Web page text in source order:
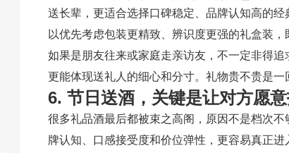
送长辈，更适合选择口碑稳定、品牌认知高的
以优先考虑包装更精致、辨识度更强的礼盒装，
如果是朋友往来或家庭走亲访友，不一定非得
更能体现送礼人的细心和分寸。礼物贵不贵是一
6. 节日送酒，关键是让对方愿
很多礼品酒最后都被束之高阁，原因不是档次
牌认知、口感接受度和价位弹性，更容易真正进